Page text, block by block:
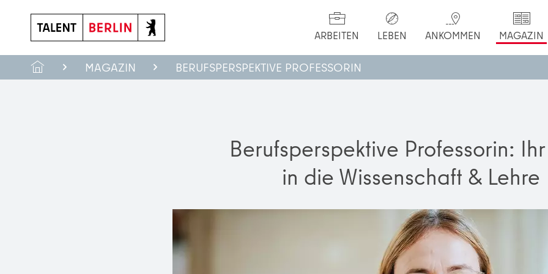
ARBEITEN LEBEN ANKOMMEN MAGAZIN
MAGAZIN BERUFSPERSPEKTIVE PROFESSORIN
Berufsperspektive Professorin:
in die Wissenschaft & Lehre